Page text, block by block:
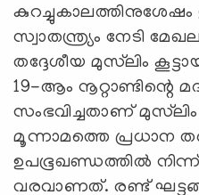
സ്വാതന്ത്ര്യം നേടി
തദ്ദേശീയ മുസ്‌ലിം
19-ആം നൂറ്റാണ്ടിന്റെ
സംഭവിച്ചതാണ് മുസ്‌ലിം
മൂന്നാമത്തെ പ്രധാന
ഉപഭൂഖണ്ഡത്തിൽ
വരവാണത്. രണ്ട്